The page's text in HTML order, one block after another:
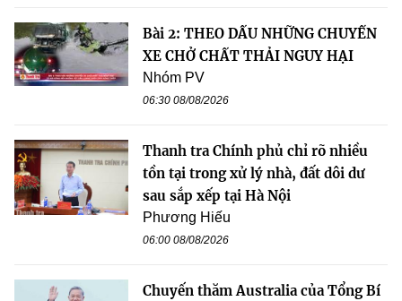
Bài 2: THEO DẤU NHỮNG CHUYẾN
XE CHỞ CHẤT THẢI NGUY HẠI
Nhóm PV
06:30 08/08/2026
Thanh tra Chính phủ chỉ rõ nhiều
tồn tại trong xử lý nhà, đất dôi dư
sau sắp xếp tại Hà Nội
Phương Hiếu
06:00 08/08/2026
Chuyến thăm Australia của Tổng Bí